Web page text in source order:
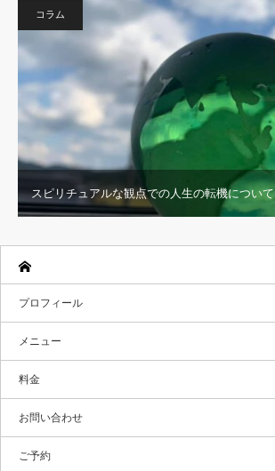
コラム
スピリチュアルな観点での人生の転機について
プロフィール
メニュー
料金
お問い合わせ
ご予約